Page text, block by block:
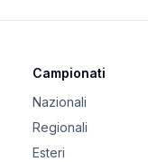
Campionati
Nazionali
Regionali
Esteri